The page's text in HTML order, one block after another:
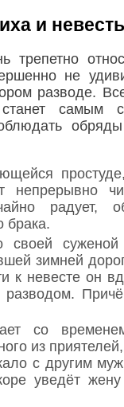
и
трепетно
не
разводе.
самым
непрерывно
радует,
брака.
суженой
зимней
к невесте он
разводом.
со
из
с другим
уведёт жену